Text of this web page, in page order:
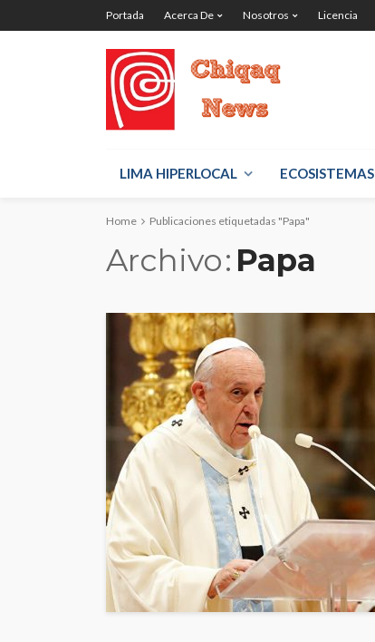
Portada Acerca De Nosotros Licencia
LIMA HIPERLOCAL ECOSISTEMAS
Home Publicaciones etiquetadas "Papa"
Archivo Papa
POLÍTICA